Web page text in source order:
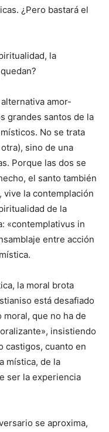
¿Pero bastará el
la
amor-
grandes santos de la
No se trata
sino de una
Porque las dos se
el santo también
vive la contemplación
de la
«contemplativus in
entre acción
la moral brota
está desafiado
moral, que no ha de
insistiendo
castigos, cuanto en
mística, de la
ser la experiencia
se aproxima,